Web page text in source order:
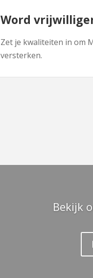
Word
Zet je kwaliteiten in om
versterken.
Bekijk